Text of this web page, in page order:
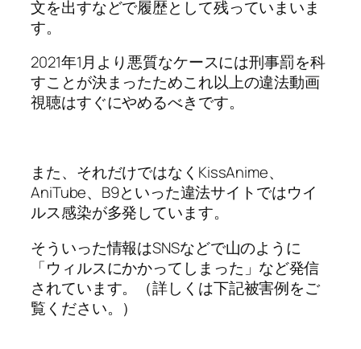
文を出すなどで履歴として残っていまいま
す。
2021年1月より悪質なケースには刑事罰を科
すことが決まったためこれ以上の違法動画
視聴はすぐにやめるべきです。
また、それだけではなくKissAnime、
AniTube、B9といった違法サイトではウイ
ルス感染が多発しています。
そういった情報はSNSなどで山のように
「ウィルスにかかってしまった」など発信
されています。（詳しくは下記被害例をご
覧ください。）